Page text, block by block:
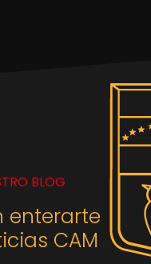
BLOG
enterarte
CAM